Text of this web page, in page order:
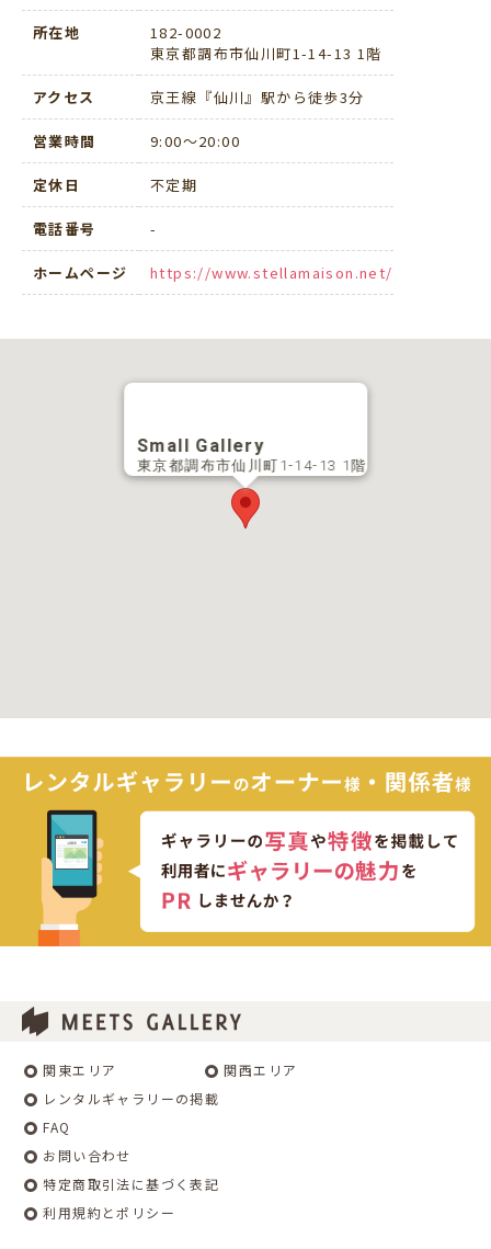
所在地
182-0002
東京都調布市仙川町1-14-13 1階
アクセス 京王線『仙川』駅から徒歩3分
営業時間 9:00〜20:00
定休日 不定期
電話番号 -
ホームページ https://www.stellamaison.net/
Small Gallery
東京都調布市仙川町1-14-13 1階
関東エリア
関西エリア
レンタルギャラリーの掲載
FAQ
お問い合わせ
特定商取引法に基づく表記
利用規約とポリシー